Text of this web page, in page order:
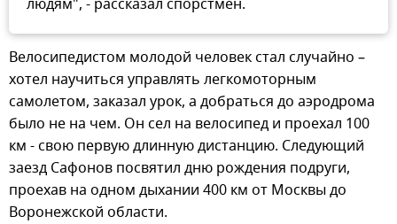
Велосипедистом молодой человек стал случайно –
хотел научиться управлять легкомоторным
самолетом, заказал урок, а добраться до аэродрома
было не на чем. Он сел на велосипед и проехал 100
км - свою первую длинную дистанцию. Следующий
заезд Сафонов посвятил дню рождения подруги,
проехав на одном дыхании 400 км от Москвы до
Воронежской области.